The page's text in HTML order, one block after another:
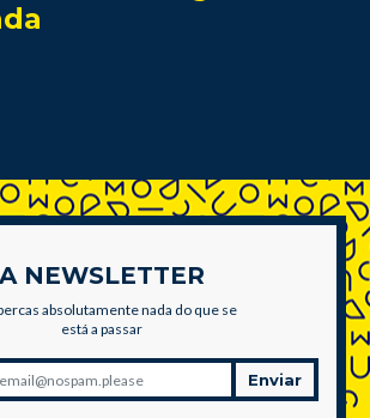
A NEWSLETTER
absolutamente nada do que se
está a passar
Enviar